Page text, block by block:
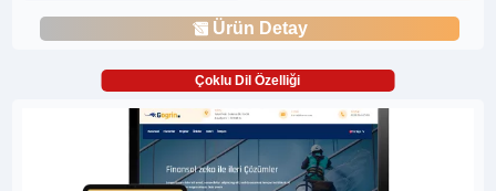
Ürün Detay
Çoklu Dil Özelliği